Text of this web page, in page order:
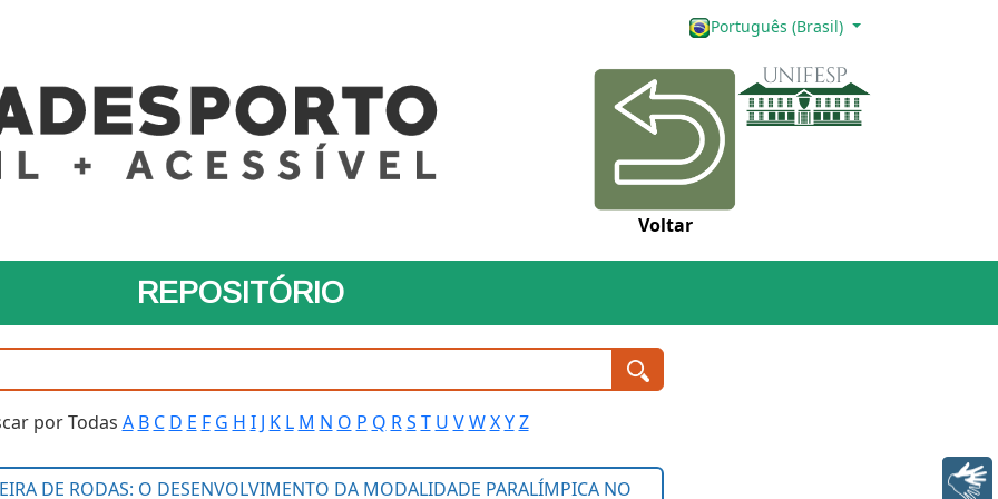
Português (Brasil)
Voltar
REPOSITÓRIO
por Todas A B C D E F G H I J K L M N O P Q R S T U V W X Y Z